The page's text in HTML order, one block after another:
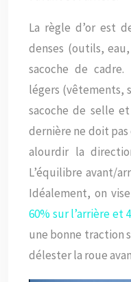
La règle d’or est
denses (outils,
sacoche de
légers (vêtements,
sacoche de selle
dernière ne doit
alourdir la
L’équilibre avant/
Idéalement, on vise
60% sur l’arrière et
une bonne traction
délester la roue